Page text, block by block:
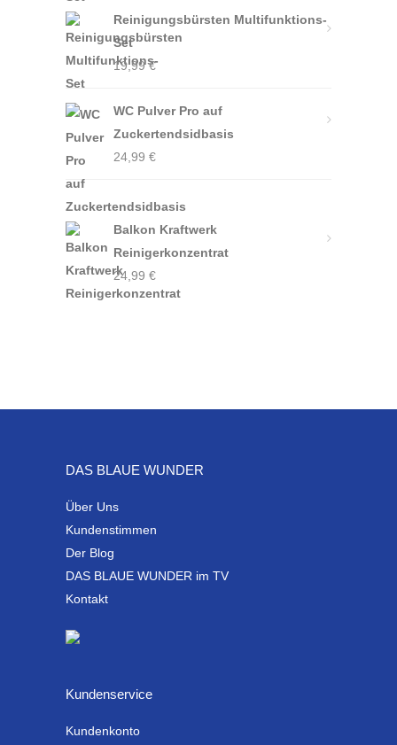
Reinigungsbürsten Multifunktions-
Set
19,99€
WC Pulver Pro auf
Zuckertendsidbasis
24,99 €
Balkon Kraftwerk
Reinigerkonzentrat
24,99 €
DAS BLAUE WUNDER
Über Uns
Kundenstimmen
Der Blog
DAS BLAUE WUNDER im TV
Kontakt
Kundenservice
Kundenkonto